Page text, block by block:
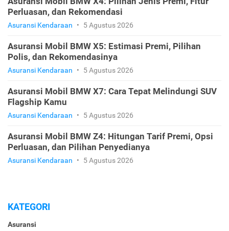
Perluasan, dan Rekomendasi
Asuransi Kendaraan • 5 Agustus 2026
Asuransi Mobil BMW X5: Estimasi Premi, Pilihan
Polis, dan Rekomendasinya
Asuransi Kendaraan • 5 Agustus 2026
Asuransi Mobil BMW X7: Cara Tepat Melindungi SUV
Flagship Kamu
Asuransi Kendaraan • 5 Agustus 2026
Asuransi Mobil BMW Z4: Hitungan Tarif Premi, Opsi
Perluasan, dan Pilihan Penyedianya
Asuransi Kendaraan • 5 Agustus 2026
KATEGORI
Asuransi